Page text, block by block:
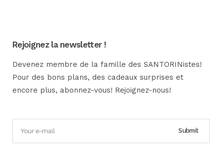
Rejoignez la newsletter !
Devenez membre de la famille des SANTORINistes!
Pour des bons plans, des cadeaux surprises et
encore plus, abonnez-vous! Rejoignez-nous!